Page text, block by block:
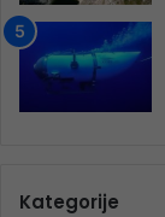
Kategorije